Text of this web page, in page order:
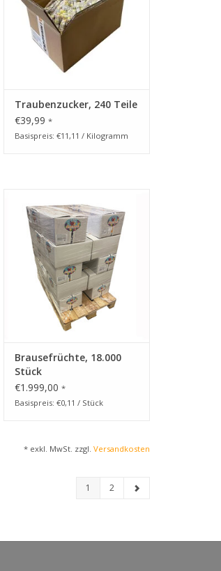
ZUM WARENKORB HINZUFÜGEN
Traubenzucker, 240 Teile
€39,99 *
Basispreis: €11,11 / Kilogramm
18.000 Stück in Einzelverpackung,
Wurfmaterial Karneval, 180kg
Süßigkeiten Großpackung
ZUM WARENKORB HINZUFÜGEN
Brausefrüchte, 18.000
Stück
€1.999,00 *
Basispreis: €0,11 / Stück
* exkl. MwSt. zzgl. Versandkosten
1 2